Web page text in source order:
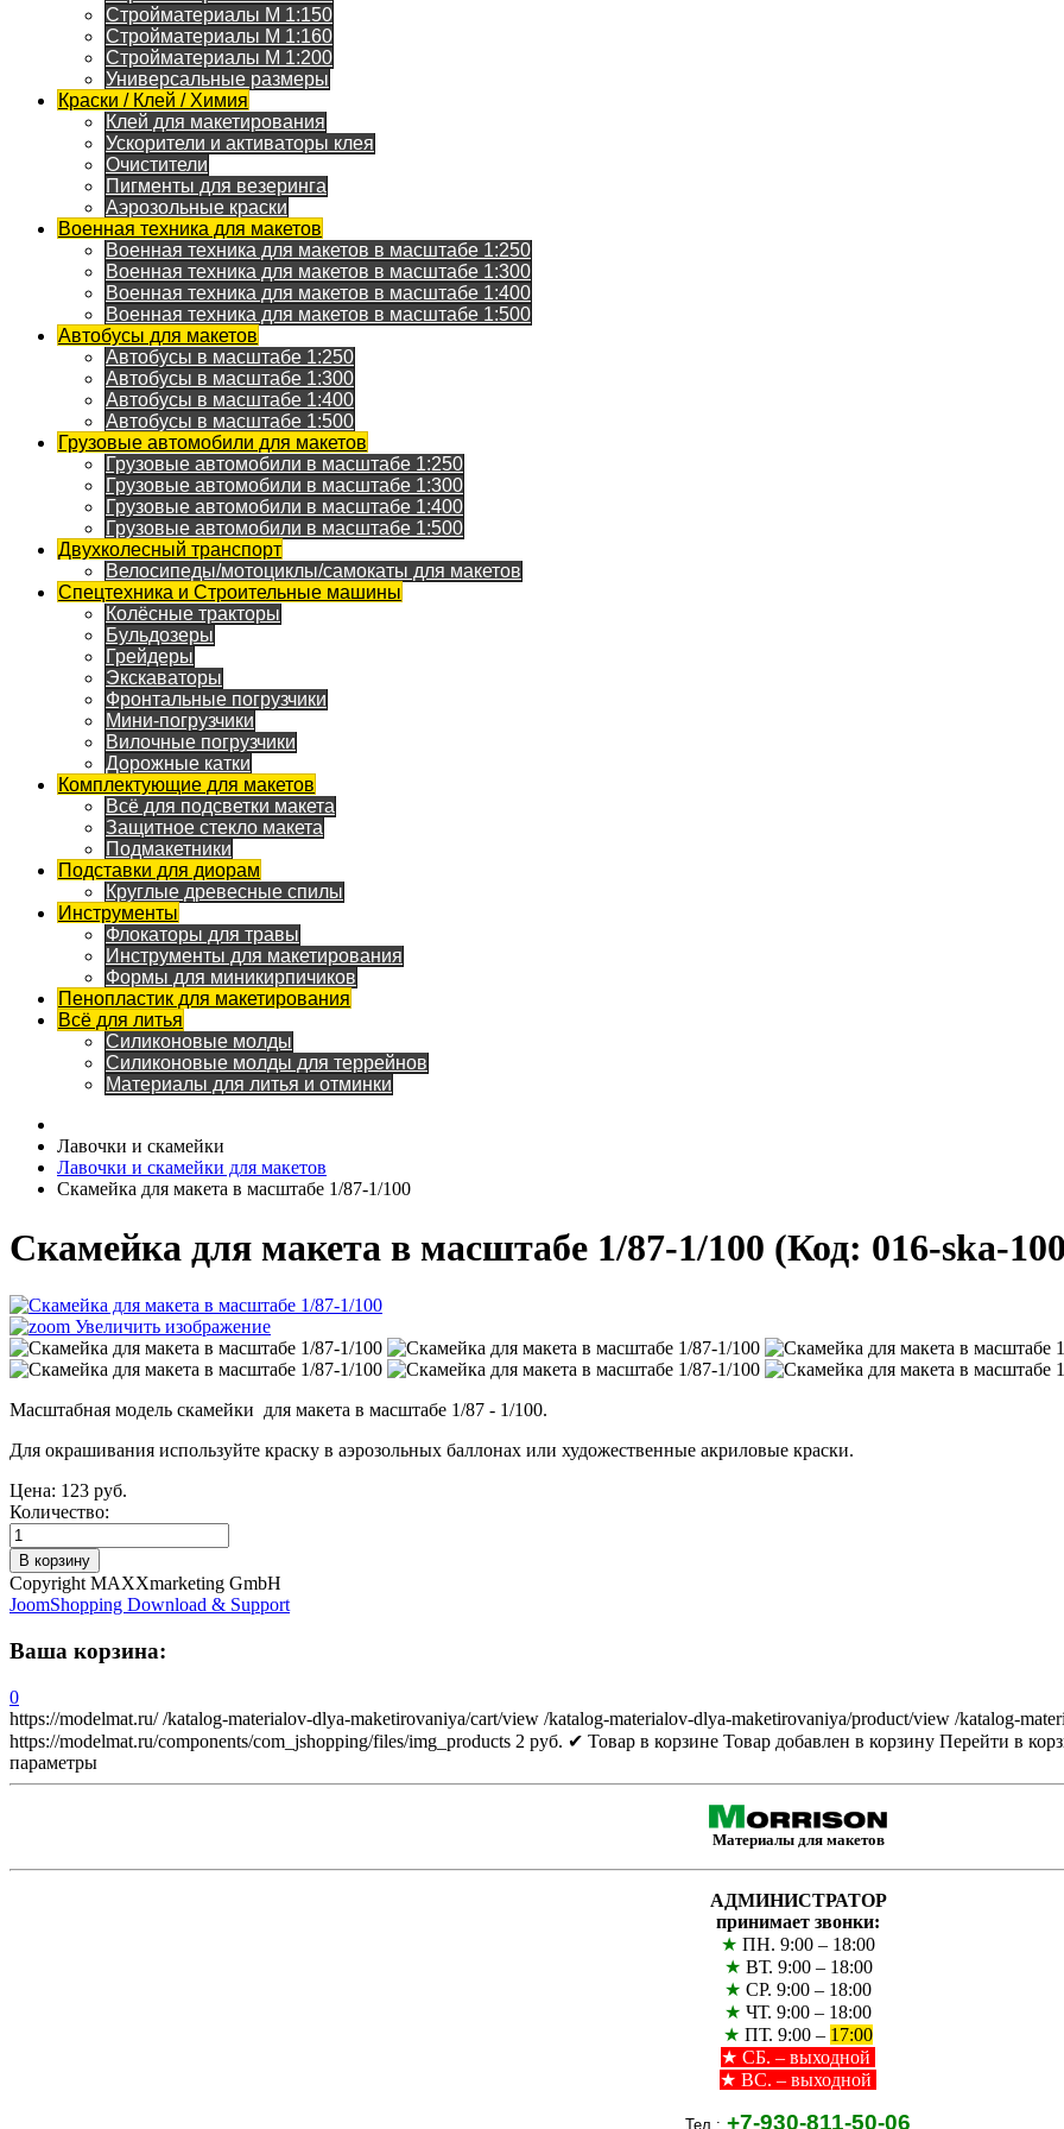
Стройматериалы M 1:150
Стройматериалы M 1:160
Стройматериалы M 1:200
Универсальные размеры
Краски / Клей / Химия
Клей для макетирования
Ускорители и активаторы клея
Очистители
Пигменты для везеринга
Аэрозольные краски
Военная техника для макетов
Военная техника для макетов в масштабе 1:250
Военная техника для макетов в масштабе 1:300
Военная техника для макетов в масштабе 1:400
Военная техника для макетов в масштабе 1:500
Автобусы для макетов
Автобусы в масштабе 1:250
Автобусы в масштабе 1:300
Автобусы в масштабе 1:400
Автобусы в масштабе 1:500
Грузовые автомобили для макетов
Грузовые автомобили в масштабе 1:250
Грузовые автомобили в масштабе 1:300
Грузовые автомобили в масштабе 1:400
Грузовые автомобили в масштабе 1:500
Двухколесный транспорт
Велосипеды/мотоциклы/самокаты для макетов
Спецтехника и Строительные машины
Колёсные тракторы
Бульдозеры
Грейдеры
Экскаваторы
Фронтальные погрузчики
Мини-погрузчики
Вилочные погрузчики
Дорожные катки
Комплектующие для макетов
Всё для подсветки макета
Защитное стекло макета
Подмакетники
Подставки для диорам
Круглые древесные спилы
Инструменты
Флокаторы для травы
Инструменты для макетирования
Формы для миникирпичиков
Пенопластик для макетирования
Всё для литья
Силиконовые молды
Силиконовые молды для террейнов
Материалы для литья и отминки
Лавочки и скамейки
Лавочки и скамейки для макетов
Скамейка для макета в масштабе 1/87-1/100
Скамейка для макета в масштабе 1/87-1/100 (Код: 016-ska-
Увеличить изображение
Масштабная модель скамейки для макета в масштабе 1/87 - 1/100.
Для окрашивания используйте краску в аэрозольных баллонах или художественные акриловые краски.
Цена: 123 руб.
Количество:
Copyright MAXXmarketing GmbH
JoomShopping Download & Support
Ваша корзина:
0
https://modelmat.ru/ /katalog-materialov-dlya-maketirovaniya/cart/view /katalog-materialov-dlya-maketirovaniya/product/view /katalog-
https://modelmat.ru/components/com_jshopping/files/img_products 2 руб. ✔ Товар в корзине Товар добавлен в корзину Перейти в
параметры
Материалы для макетов
АДМИНИСТРАТОР
принимает звонки:
★ ПН. 9:00 – 18:00
★ ВТ. 9:00 – 18:00
★ СР. 9:00 – 18:00
★ ЧТ. 9:00 – 18:00
★ ПТ. 9:00 – 17:00
★ СБ. – выходной
★ ВС. – выходной
Тел.: +7-930-811-50-06